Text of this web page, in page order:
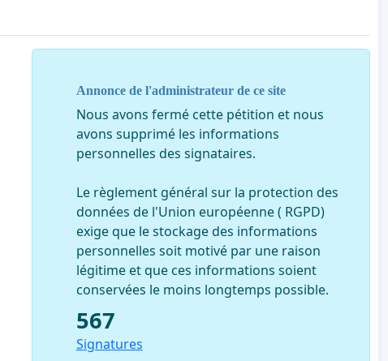
Annonce de l'administrateur de ce site
Nous avons fermé cette pétition et nous
avons supprimé les informations
personnelles des signataires.
Le règlement général sur la protection des
données de l'Union européenne ( RGPD)
exige que le stockage des informations
personnelles soit motivé par une raison
légitime et que ces informations soient
conservées le moins longtemps possible.
567
Signatures